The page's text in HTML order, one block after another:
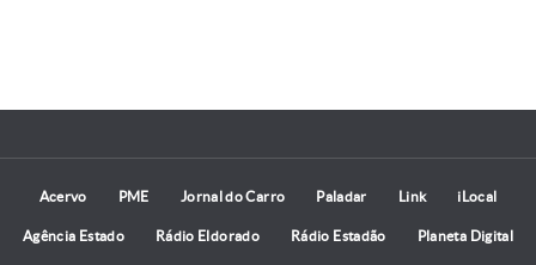
Acervo PME Jornal do Carro Paladar Link iLocal
Agência Estado Rádio Eldorado Rádio Estadão Planeta Digital